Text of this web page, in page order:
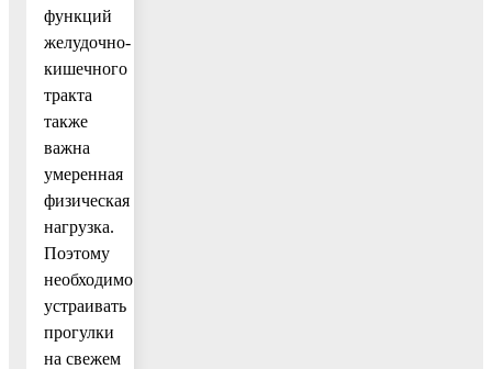
функций
желудочно-
кишечного
тракта
также
важна
умеренная
физическая
нагрузка.
Поэтому
необходимо
устраивать
прогулки
на свежем